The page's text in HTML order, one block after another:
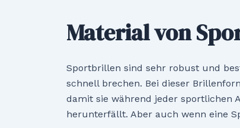
Material von
Sportbrillen sind sehr robust und
schnell brechen. Bei dieser
damit sie während jeder sportlichen
herunterfällt. Aber auch wenn eine